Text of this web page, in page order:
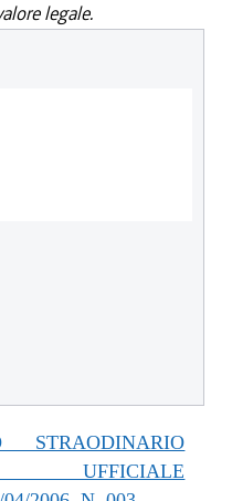
legale.
STRAODINARIO
UFFICIALE